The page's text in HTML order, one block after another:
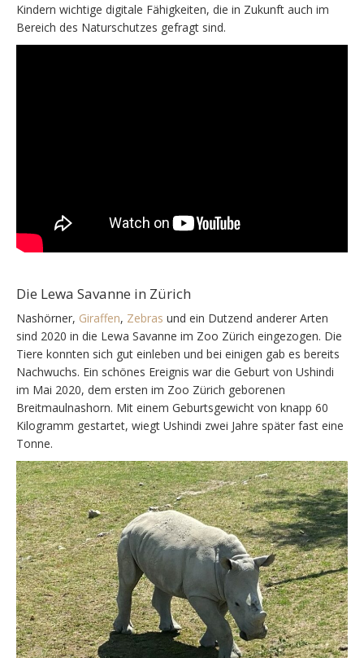
Kindern wichtige digitale Fähigkeiten, die in Zukunft auch im
Bereich des Naturschutzes gefragt sind.
Die Lewa Savanne in Zürich
Nashörner, Giraffen, Zebras und ein Dutzend anderer Arten
sind 2020 in die Lewa Savanne im Zoo Zürich eingezogen. Die
Tiere konnten sich gut einleben und bei einigen gab es bereits
Nachwuchs. Ein schönes Ereignis war die Geburt von Ushindi
im Mai 2020, dem ersten im Zoo Zürich geborenen
Breitmaulnashorn. Mit einem Geburtsgewicht von knapp 60
Kilogramm gestartet, wiegt Ushindi zwei Jahre später fast eine
Tonne.